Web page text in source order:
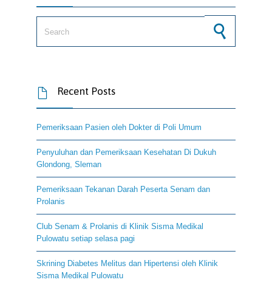
 Recent Posts
Pemeriksaan Pasien oleh Dokter di Poli Umum
Penyuluhan dan Pemeriksaan Kesehatan Di Dukuh
Glondong, Sleman
Pemeriksaan Tekanan Darah Peserta Senam dan
Prolanis
Club Senam & Prolanis di Klinik Sisma Medikal
Pulowatu setiap selasa pagi
Skrining Diabetes Melitus dan Hipertensi oleh Klinik
Sisma Medikal Pulowatu